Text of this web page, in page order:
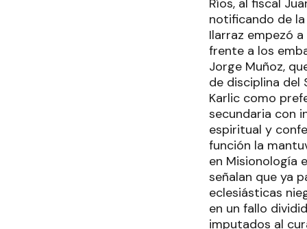
Ríos, al fiscal
notificando de
Ilarraz empezó
frente a los
Jorge Muñoz,
de disciplina del
Karlic como
secundaria con
espiritual y
función la
en Misionología
señalan que ya
eclesiásticas
en un fallo
imputados al